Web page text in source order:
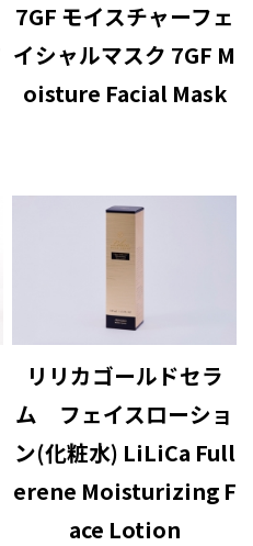
7GF モイスチャーフェ
イシャルマスク 7GF M
oisture Facial Mask
リリカゴールドセラ
ム フェイスローショ
ン(化粧水) LiLiCa Full
erene Moisturizing F
ace Lotion